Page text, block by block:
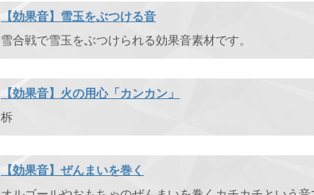
【効果音】雪玉をぶつける音
雪合戦で雪玉をぶつけられる効果音素材です。
【効果音】火の用心「カンカン」
柝
【効果音】ぜんまいを巻く